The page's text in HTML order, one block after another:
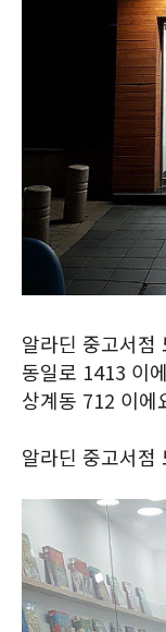
알라딘 중고서점
동일로 1413 이
상계동 712 이에
알라딘 중고서점